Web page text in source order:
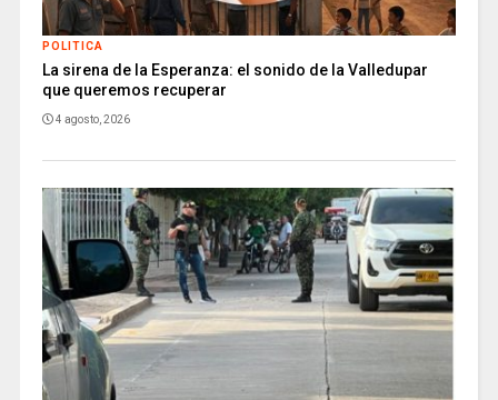
POLITICA
La sirena de la Esperanza: el sonido de la Valledupar
que queremos recuperar
4 agosto, 2026